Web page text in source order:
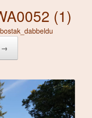
(1)
bostak_dabbeldu
→